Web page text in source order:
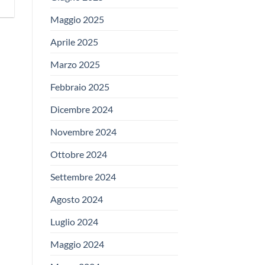
Maggio 2025
Aprile 2025
Marzo 2025
Febbraio 2025
Dicembre 2024
Novembre 2024
Ottobre 2024
Settembre 2024
Agosto 2024
Luglio 2024
Maggio 2024